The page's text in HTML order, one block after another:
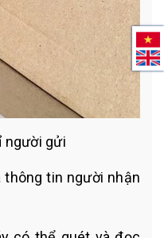
người gửi
thông tin người nhận